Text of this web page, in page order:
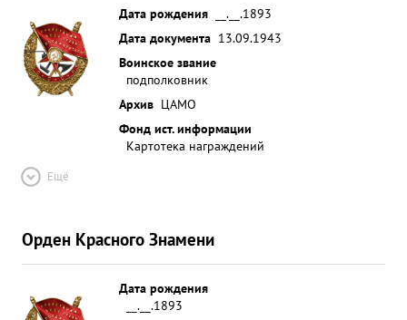
Дата рождения
__.__.1893
Дата документа 13.09.1943
Воинское звание
подполковник
Архив ЦАМО
Фонд ист. информации
Картотека награждений
Ещё
Орден Красного Знамени
Дата рождения
__.__.1893